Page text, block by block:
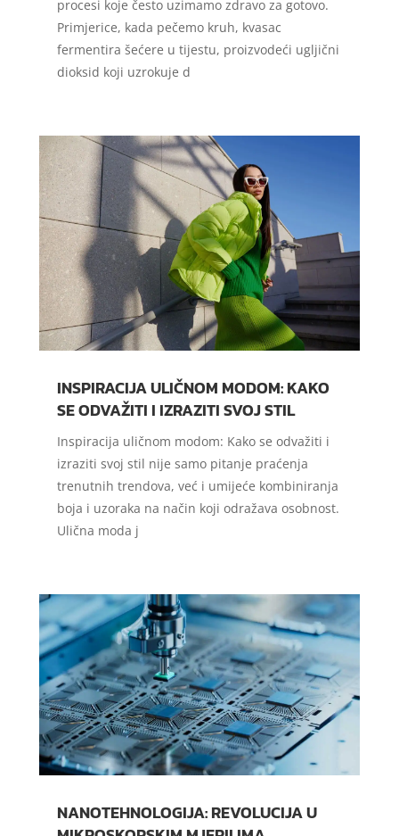
procesi koje često uzimamo zdravo za gotovo.
Primjerice, kada pečemo kruh, kvasac
fermentira šećere u tijestu, proizvodeći ugljični
dioksid koji uzrokuje d
INSPIRACIJA ULIČNOM MODOM: KAKO
SE ODVAŽITI I IZRAZITI SVOJ STIL
Inspiracija uličnom modom: Kako se odvažiti i
izraziti svoj stil nije samo pitanje praćenja
trenutnih trendova, već i umijeće kombiniranja
boja i uzoraka na način koji odražava osobnost.
Ulična moda j
NANOTEHNOLOGIJA: REVOLUCIJA U